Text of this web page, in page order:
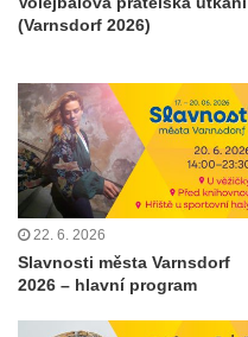
(Varnsdorf 2026)
22. 6. 2026
Slavnosti města Varnsdorf
2026 – hlavní program